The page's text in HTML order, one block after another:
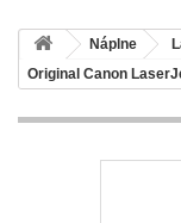
Náplne
Original Canon